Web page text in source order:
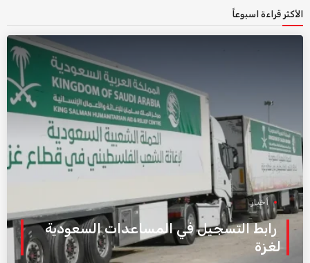
الأكثر قراءة اسبوعاً
أخبار
رابط التسجيل في المساعدات السعودية
لغزة